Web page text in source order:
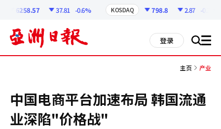
6258.57 37.81 -0.6% KOSDAQ 798.8 2.87 -0.36%
登录 搜 all
主页 产业
中国电商平台加速布局 韩国流通
业深陷"价格战"